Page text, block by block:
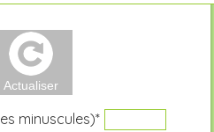
minuscules)*